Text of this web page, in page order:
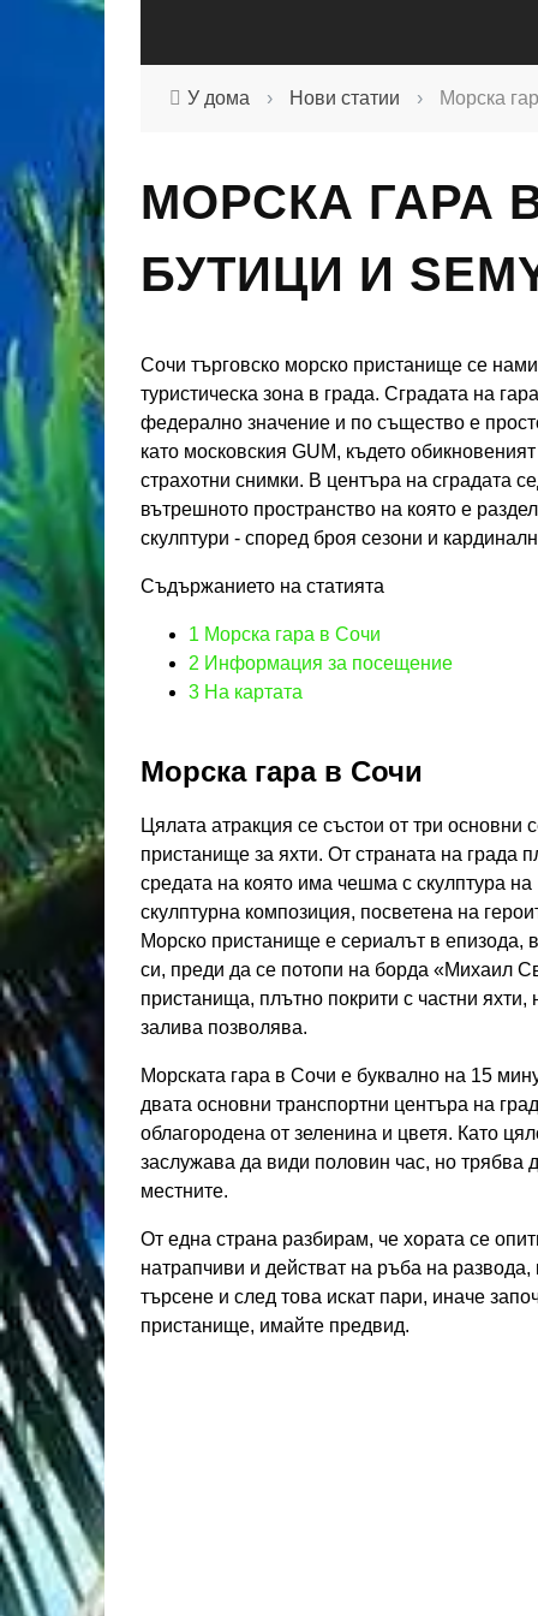
У дома › Нови статии › Морска
МОРСКА ГАРА
БУТИЦИ И
Сочи търговско морско пристанище се
туристическа зона в града. Сградата на
федерално значение и по същество е
като московския GUM, където
страхотни снимки. В центъра на сградата
вътрешното пространство на която е
скулптури - според броя сезони и
Съдържанието на статията
1 Морска гара в Сочи
2 Информация за посещение
3 На картата
Морска гара в Сочи
Цялата атракция се състои от три основни
пристанище за яхти. От страната на града
средата на която има чешма с скулптура
скулптурна композиция, посветена на
Морско пристанище е сериалът в епизода,
си, преди да се потопи на борда «Михаил
пристанища, плътно покрити с частни
залива позволява.
Морската гара в Сочи е буквално на 15
двата основни транспортни центъра на
облагородена от зеленина и цветя. Като
заслужава да види половин час, но трябва
местните.
От една страна разбирам, че хората се
натрапчиви и действат на ръба на
търсене и след това искат пари, иначе
пристанище, имайте предвид.